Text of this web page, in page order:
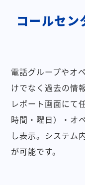
コールセン
電話グループやオ
けでなく過去の情
レポート画面にて
時間・曜日）・オ
し表示。システム
が可能です。